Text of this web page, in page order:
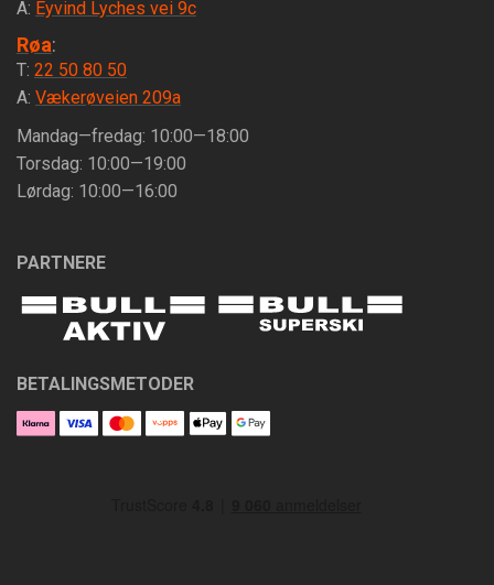
A: Eyvind Lyches vei 9c
Røa:
T: 22 50 80 50
A: Vækerøveien 209a
Mandag—fredag: 10:00—18:00
Torsdag: 10:00—19:00
Lørdag: 10:00—16:00
PARTNERE
BETALINGSMETODER